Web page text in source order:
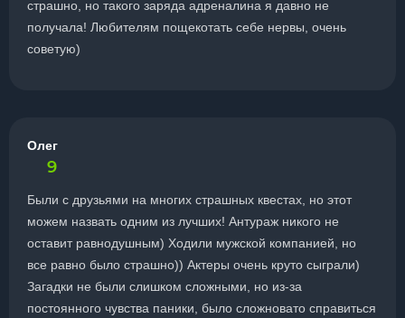
страшно, но такого заряда адреналина я давно не
получала! Любителям пощекотать себе нервы, очень
советую)
Олег
9
Были с друзьями на многих страшных квестах, но этот
можем назвать одним из лучших! Антураж никого не
оставит равнодушным) Ходили мужской компанией, но
все равно было страшно)) Актеры очень круто сыграли)
Загадки не были слишком сложными, но из-за
постоянного чувства паники, было сложновато справиться